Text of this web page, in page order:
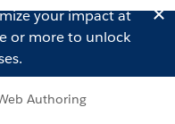
your impact at
or more to unlock
Authoring